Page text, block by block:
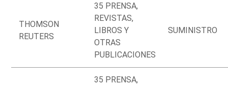
THOMSON
REUTERS
35 PRENSA,
REVISTAS,
LIBROS Y
OTRAS
PUBLICACIONES
SUMINISTRO
35 PRENSA,